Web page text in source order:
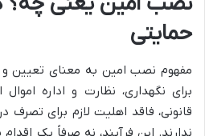
حمایتی
مفهوم نصب امین به معنای تعیین و
برای نگهداری، نظارت و اداره
قانونی، فاقد اهلیت لازم برای
ندارند. این فرآیند، نه صرفاً یک